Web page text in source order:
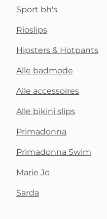
Sport bh's
Rioslips
Hipsters & Hotpants
Alle badmode
Alle accessoires
Alle bikini slips
Primadonna
Primadonna Swim
Marie Jo
Sarda